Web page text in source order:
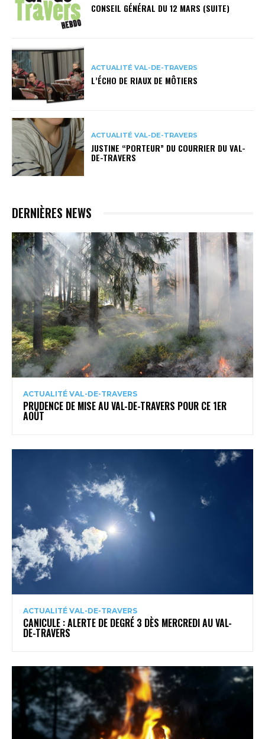
CONSEIL GÉNÉRAL DU 12 MARS (SUITE)
ACTUALITÉ VAL-DE-TRAVERS
L’ÉCHO DE RIAUX DE MÔTIERS
ACTUALITÉ VAL-DE-TRAVERS
JUSTINE “PORTEUR” DU COURRIER DU VAL-
DE-TRAVERS
DERNIÈRES NEWS
ACTUALITÉ VAL-DE-TRAVERS
PRUDENCE DE MISE AU VAL-DE-TRAVERS POUR CE 1ER
AOÛT
ACTUALITÉ VAL-DE-TRAVERS
CANICULE : ALERTE DE DEGRÉ 3 DÈS MERCREDI AU VAL-
DE-TRAVERS